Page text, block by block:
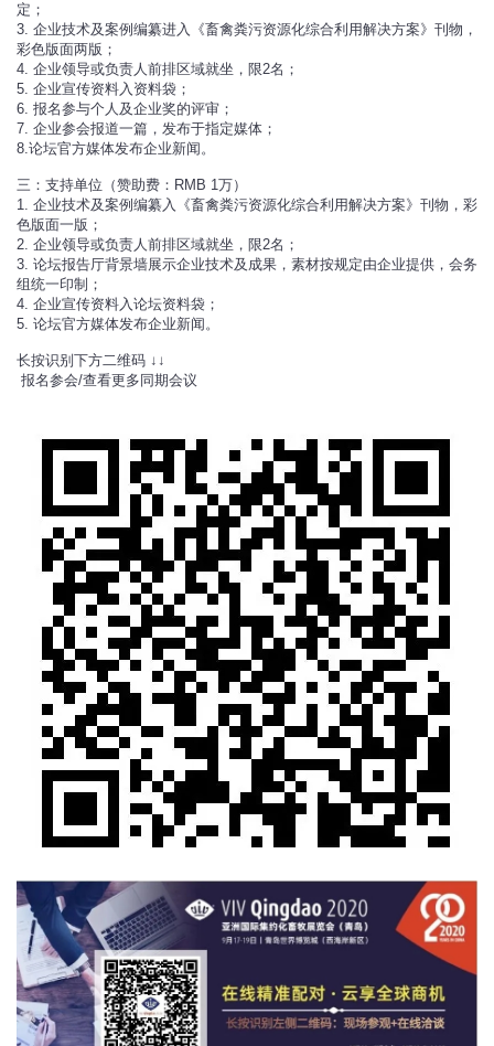
定；
3. 企业技术及案例编纂进入《畜禽粪污资源化综合利用解决方案》刊物，
彩色版面两版；
4. 企业领导或负责人前排区域就坐，限2名；
5. 企业宣传资料入资料袋；
6. 报名参与个人及企业奖的评审；
7. 企业参会报道一篇，发布于指定媒体；
8.论坛官方媒体发布企业新闻。
三：支持单位（赞助费：RMB 1万）
1. 企业技术及案例编纂入《畜禽粪污资源化综合利用解决方案》刊物，彩
色版面一版；
2. 企业领导或负责人前排区域就坐，限2名；
3. 论坛报告厅背景墙展示企业技术及成果，素材按规定由企业提供，会务
组统一印制；
4. 企业宣传资料入论坛资料袋；
5. 论坛官方媒体发布企业新闻。
长按识别下方二维码 ↓↓
报名参会/查看更多同期会议